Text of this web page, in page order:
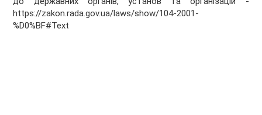
https://zakon.rada.gov.ua/laws/show/104-2001-
%D0%BF#Text